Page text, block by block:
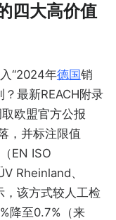
四大高价值
“2024年德国销
最新REACH附录
欧盟官方公报
，并标注限值
EN ISO
Rheinland、
，该方式较人工检
降至0.7%（来